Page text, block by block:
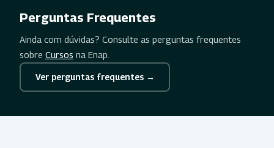
Perguntas Frequentes
Ainda com dúvidas? Consulte as perguntas frequentes
sobre Cursos na Enap.
Ver perguntas frequentes →